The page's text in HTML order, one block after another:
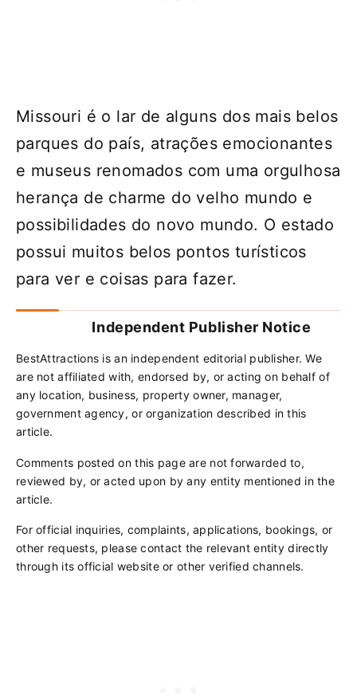
Missouri é o lar de alguns dos mais belos
parques do país, atrações emocionantes
e museus renomados com uma orgulhosa
herança de charme do velho mundo e
possibilidades do novo mundo. O estado
possui muitos belos pontos turísticos
para ver e coisas para fazer.
Independent Publisher Notice
BestAttractions is an independent editorial publisher. We
are not affiliated with, endorsed by, or acting on behalf of
any location, business, property owner, manager,
government agency, or organization described in this
article.
Comments posted on this page are not forwarded to,
reviewed by, or acted upon by any entity mentioned in the
article.
For official inquiries, complaints, applications, bookings, or
other requests, please contact the relevant entity directly
through its official website or other verified channels.